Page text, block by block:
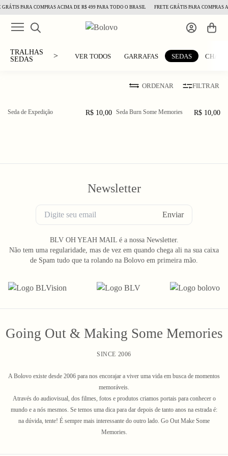
PARA COMPRAS ACIMA DE R$ 499 PARA TODO O BRASIL FRETE GRÁTIS PARA COMPRAS
TRALHAS
SEDAS
> VER TODOS GARRAFAS SEDAS
ORDENAR FILTRAR
Seda de Expedição R$ 10,00 Seda Burn Some Memories R$ 10,00
Newsletter
Enviar
BLV OH YEAH MAIL é a nossa Newsletter.
Não tem uma regularidade, mas de vez em quando chega ali na sua caixa
de Spam tudo que ta rolando na Bolovo em primeira mão.
Going Out & Making Some Memories
SINCE 2006
A Bolovo existe desde 2006 para nos encorajar a viver uma vida em busca de momentos
memoráveis.
Através do audiovisual, dos filmes, fotos e produtos criamos portais para conhecer o
mundo e a nós mesmos. Se temos uma dica para dar depois de tanto anos na estrada é:
na dúvida, tente! É sempre mais interessante do outro lado. Go Out Make Some
Memories.